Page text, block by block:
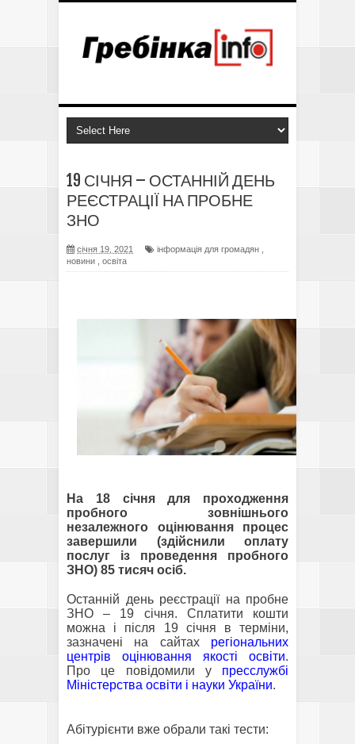
19 СІЧНЯ – ОСТАННІЙ ДЕНЬ
РЕЄСТРАЦІЇ НА ПРОБНЕ
ЗНО
січня 19, 2021 інформація для громадян
новини
освіта
На 18 січня для проходження
пробного зовнішнього
незалежного оцінювання процес
завершили (здійснили оплату
послуг із проведення пробного
ЗНО) 85 тисяч осіб.
Останній день реєстрації на пробне
ЗНО – 19 січня. Сплатити кошти
можна і після 19 січня в терміни,
зазначені на сайтах регіональних
центрів оцінювання якості освіти.
Про це повідомили у пресслужбі
Міністерства освіти і науки України.
Абітурієнти вже обрали такі тести: